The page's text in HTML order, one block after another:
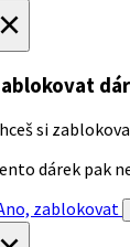
si
dárek pak
zablokovat